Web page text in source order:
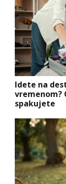
Idete na
vremenom?
spakujete